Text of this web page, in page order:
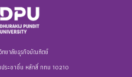
ทยาลัยธุรกิจบัณฑิตย์
ระชาชื่น หลักสี่ กทม 10210